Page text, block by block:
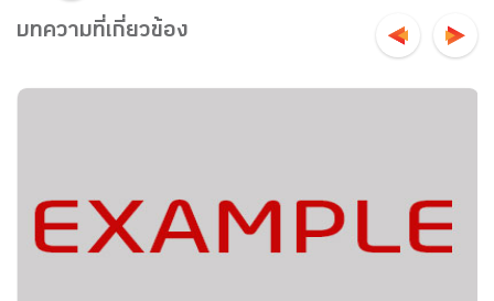
บทความที่เกี่ยวข้อง